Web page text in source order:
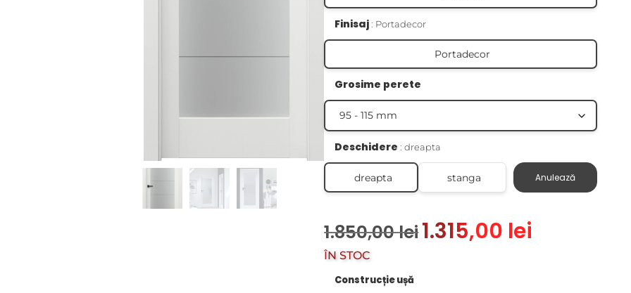
Finisaj Portadecor
Portadecor
Grosime perete
Deschidere dreapta
dreapta stanga Anulează
1.850,00lei1.315,00 lei
ÎN STOC
Construcție ușă